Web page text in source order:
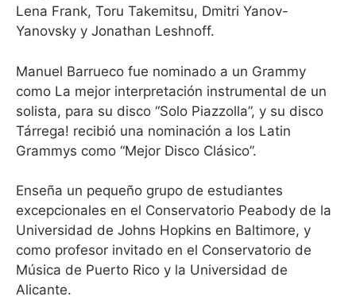
Lena Frank, Toru Takemitsu, Dmitri Yanov-
Yanovsky y Jonathan Leshnoff.
Manuel Barrueco fue nominado a un Grammy
como La mejor interpretación instrumental de un
solista, para su disco “Solo Piazzolla”, y su disco
Tárrega! recibió una nominación a los Latin
Grammys como “Mejor Disco Clásico”.
Enseña un pequeño grupo de estudiantes
excepcionales en el Conservatorio Peabody de la
Universidad de Johns Hopkins en Baltimore, y
como profesor invitado en el Conservatorio de
Música de Puerto Rico y la Universidad de
Alicante.